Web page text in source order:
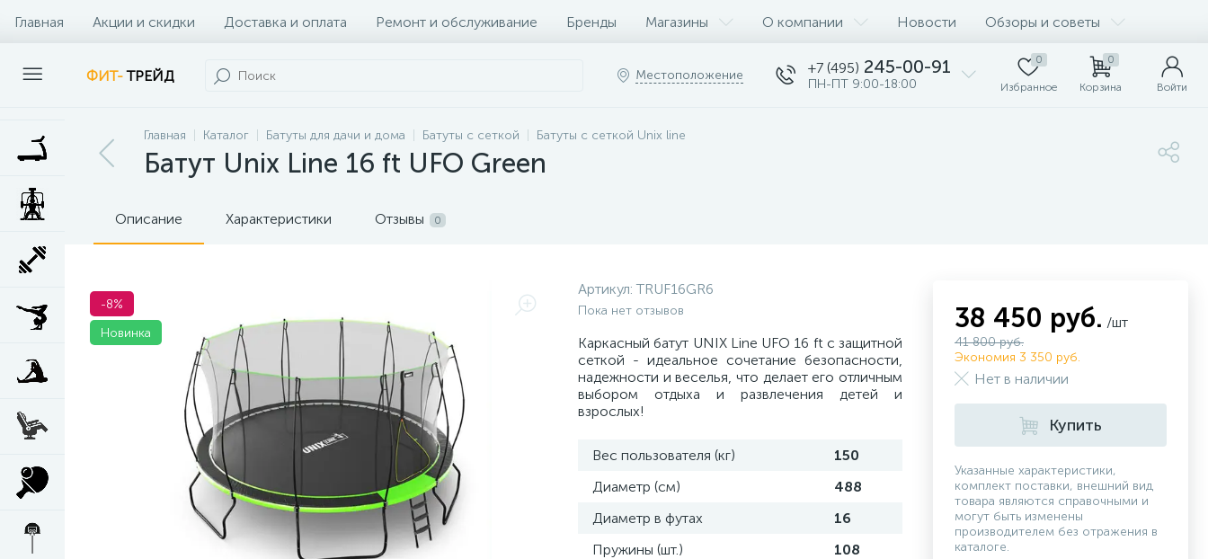
Главная Акции и скидки Доставка и оплата Ремонт и обслуживание Бренды Магазины О компании Новости Обзоры и советы
Наши клиенты Контакты
ФИТ-ТРЕЙД Местоположение +7 (495) 245-00-91
ПН-ПТ 9:00-18:00
0
Избранное
0
Корзина Войти
Главная Каталог Батуты для дачи и дома Батуты с сеткой Батуты с сеткой Unix line
Батут Unix Line 16 ft UFO Green
Описание Характеристики Отзывы 0
-8%
Новинка
Артикул:TRUF16GR6
Пока нет отзывов
Каркасный батут UNIX Line UFO 16 ft с защитной
сеткой - идеальное сочетание безопасности,
надежности и веселья, что делает его отличным
выбором отдыха и развлечения детей и
взрослых!
Вес пользователя (кг)
150
Диаметр (см)
488
Диаметр в футах
16
Пружины (шт.)
108
38 450 руб. /шт
41 800 руб.
Экономия 3 350 руб.
Нет в наличии
Купить
Указанные характеристики,
комплект поставки, внешний вид
товара являются справочными и
могут быть изменены
производителем без отражения в
каталоге.